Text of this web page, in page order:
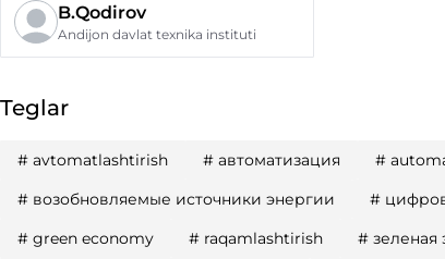
B.Qodirov
Andijon davlat texnika instituti
Teglar
# avtomatlashtirish # автоматизация #
# возобновляемые источники энергии #
# green economy # raqamlashtirish # зеленая